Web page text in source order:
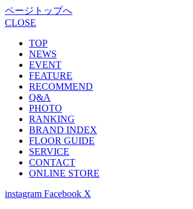
ページトップへ
CLOSE
TOP
NEWS
EVENT
FEATURE
RECOMMEND
Q&A
PHOTO
RANKING
BRAND INDEX
FLOOR GUIDE
SERVICE
CONTACT
ONLINE STORE
instagram Facebook X